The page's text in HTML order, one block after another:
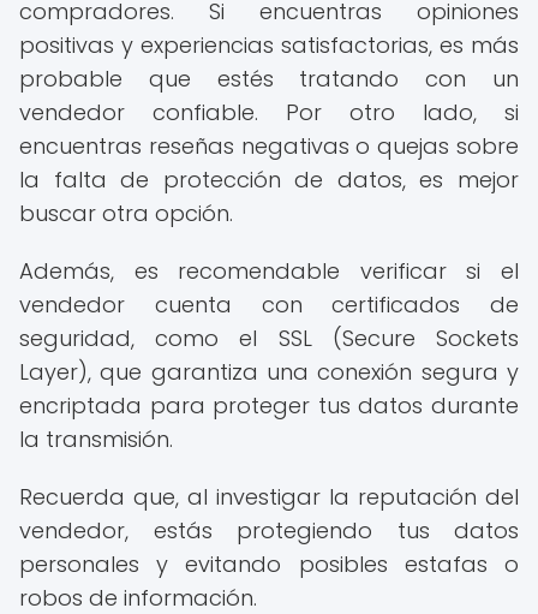
compradores. Si encuentras opiniones
positivas y experiencias satisfactorias, es más
probable que estés tratando con un
vendedor confiable. Por otro lado, si
encuentras reseñas negativas o quejas sobre
la falta de protección de datos, es mejor
buscar otra opción.
Además, es recomendable verificar si el
vendedor cuenta con certificados de
seguridad, como el SSL (Secure Sockets
Layer), que garantiza una conexión segura y
encriptada para proteger tus datos durante
la transmisión.
Recuerda que, al investigar la reputación del
vendedor, estás protegiendo tus datos
personales y evitando posibles estafas o
robos de información.